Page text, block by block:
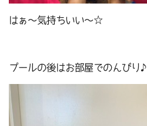
はぁ～気持ちいい～☆
プールの後はお部屋でのんびり♪